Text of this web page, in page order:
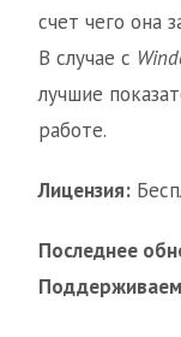
счет чего она
В случае с
лучшие
работе.
Лицензия:
Последнее